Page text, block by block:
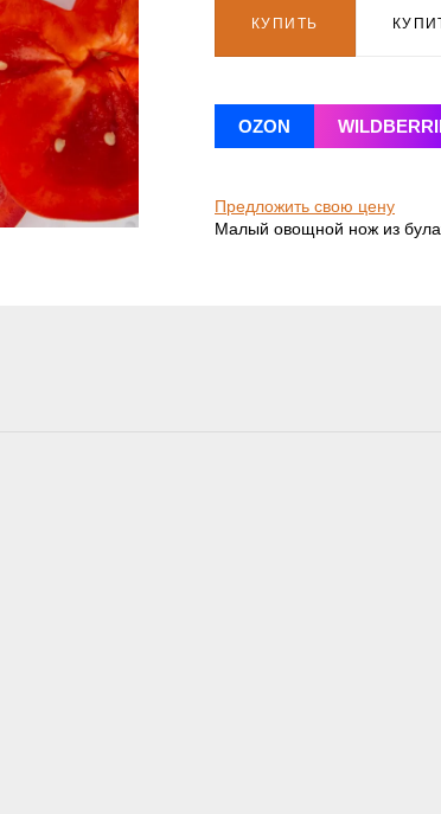
КУПИТЬ
OZON
Предложить свою цену
Малый овощной нож из